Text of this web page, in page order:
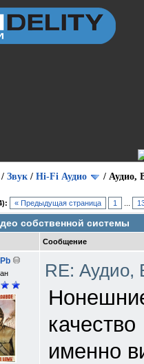
/ Звук / Hi-Fi Аудио / Аудио,
« Предыдущая страница 1
собственной системы
Сообщение
RE: Аудио,
качество
именно